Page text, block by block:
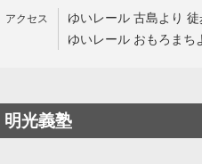
ゆいレール 古島より
ゆいレール おもろまち
明光義塾